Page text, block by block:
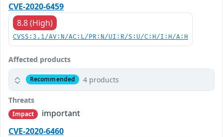
CVE-2020-6459
8.8 (High)
CVSS:3.1/AV:N/AC:L/PR:N/UI:R/S:U/C:H/I:H/A:H
Affected products
Recommended 4 products
Threats
Impact
important
CVE-2020-6460